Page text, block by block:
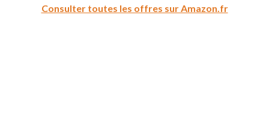
Consulter toutes les offres sur Amazon.fr